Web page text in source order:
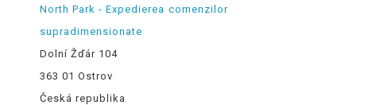
North Park - Expedierea comenzilor
supradimensionate
Dolní Žďár 104
363 01 Ostrov
Česká republika